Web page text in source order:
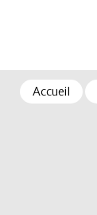
Accueil